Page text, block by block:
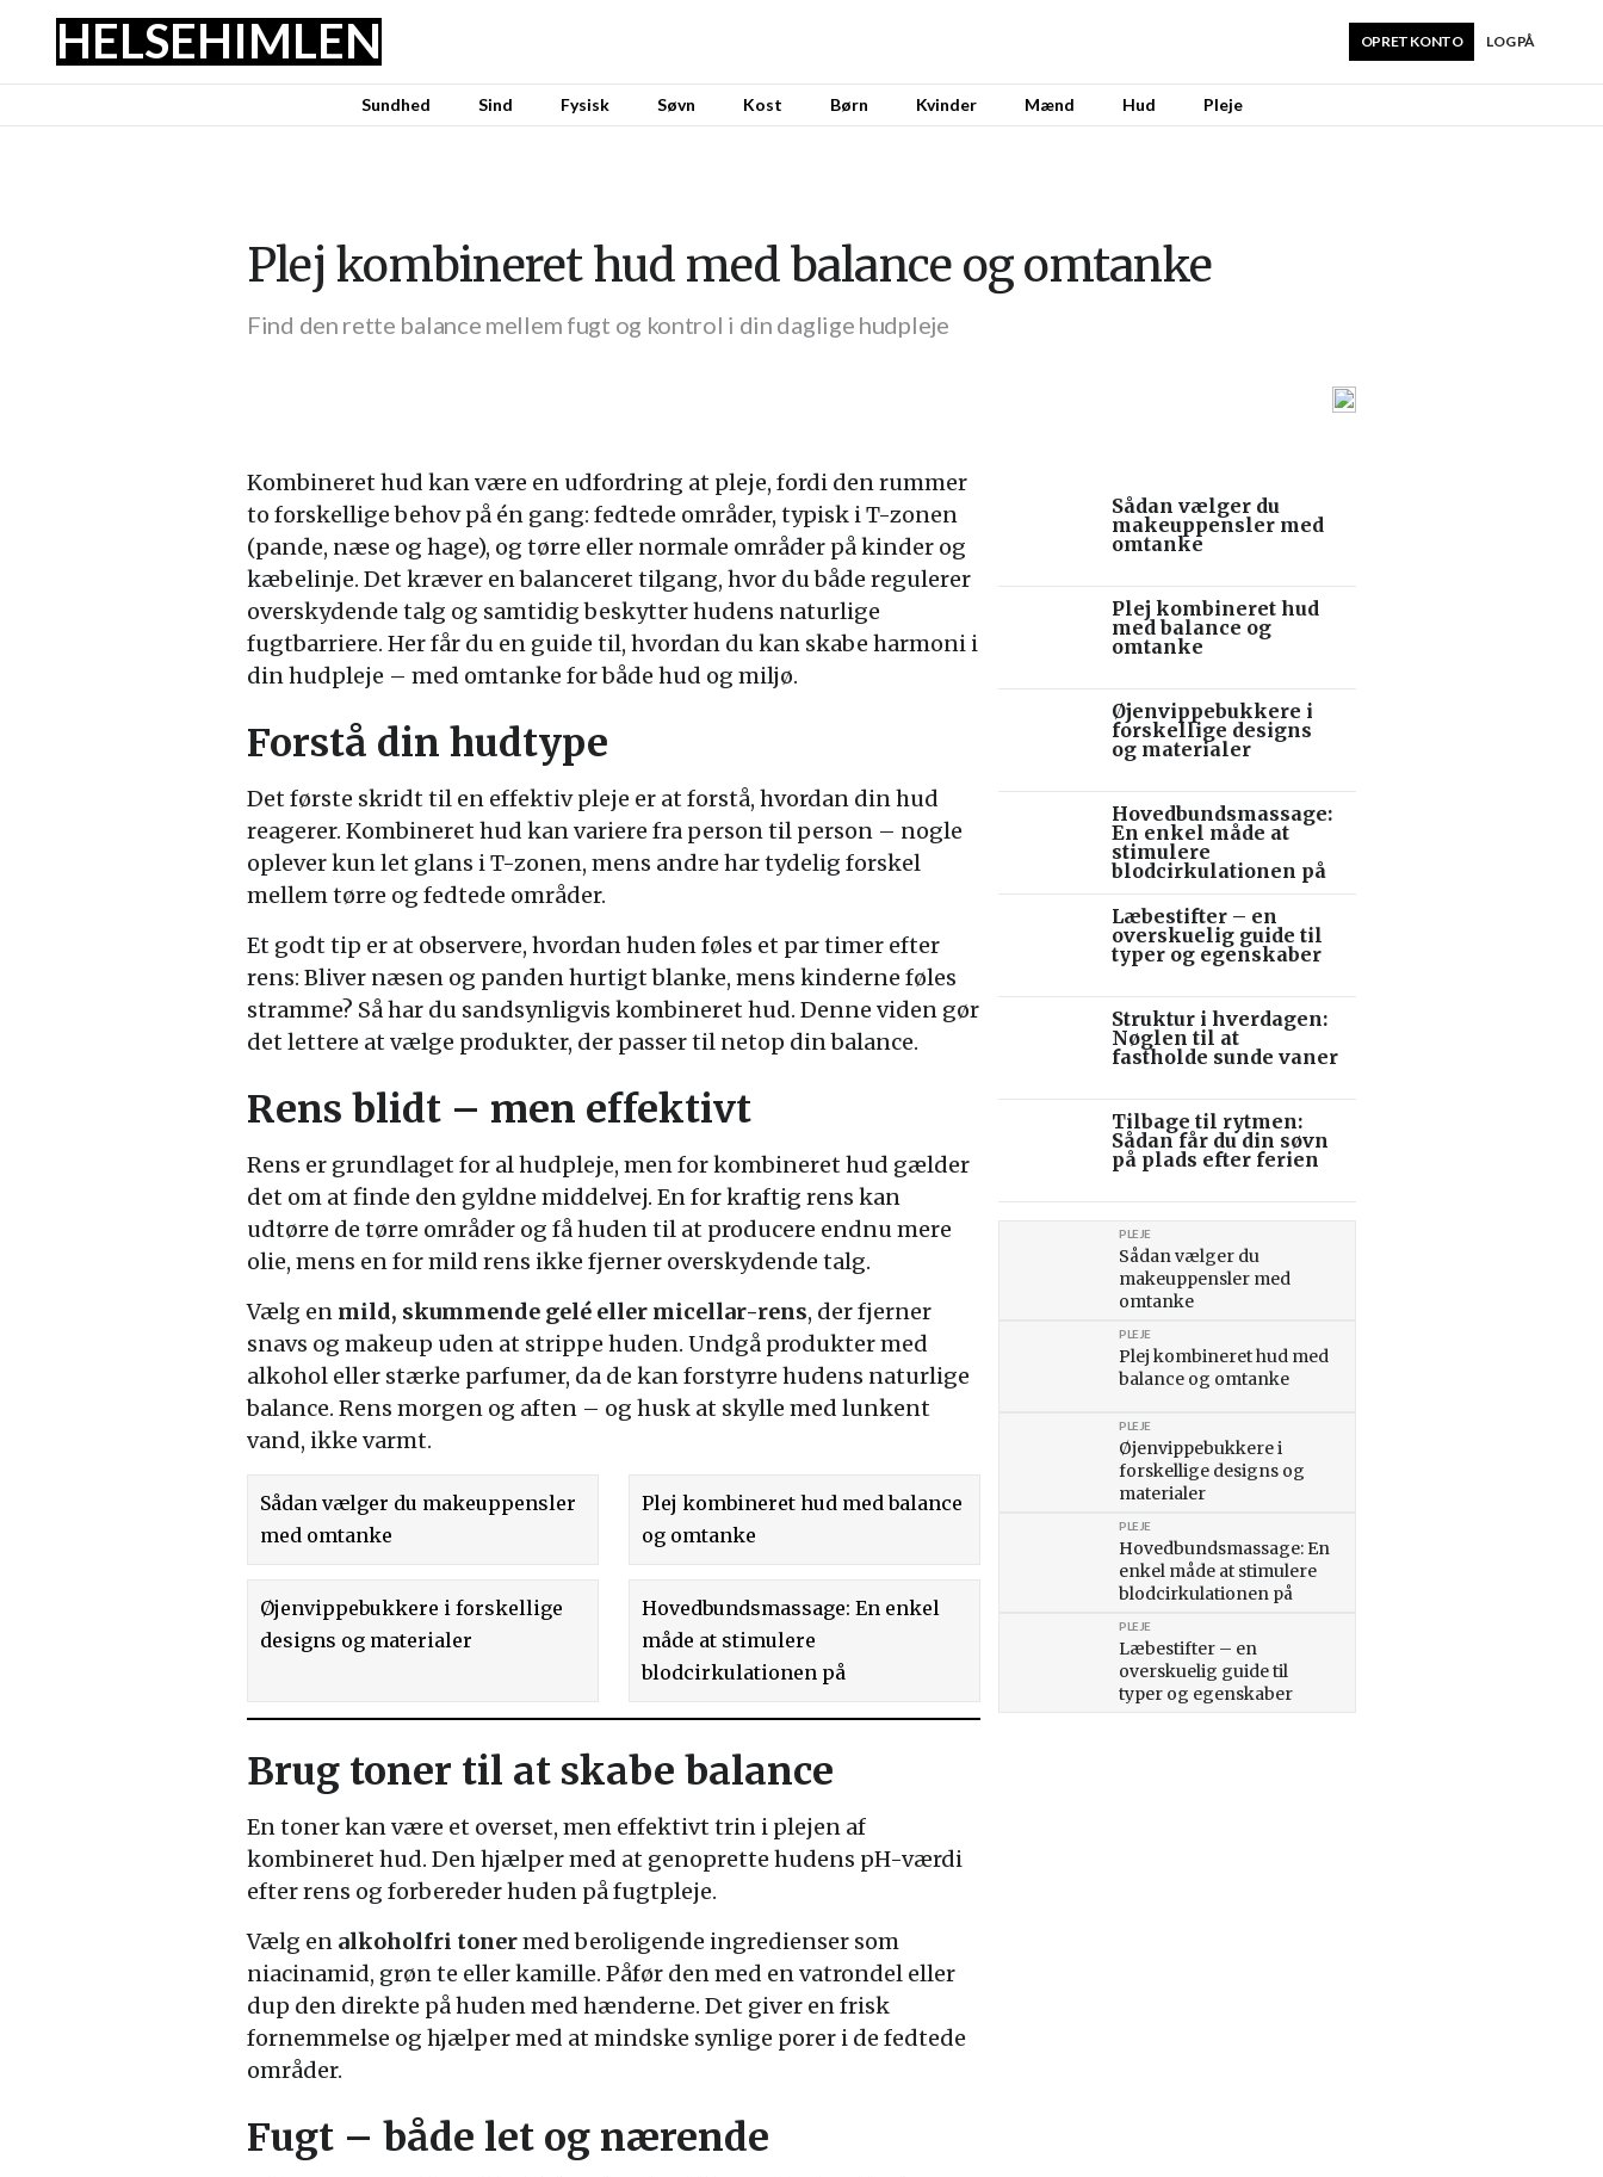
HELSEHIMLEN LOG PÅ
OPRET KONTO
Sundhed Sind Fysisk Søvn Kost Børn Kvinder Mænd Hud Pleje
Plej kombineret hud med balance og omtanke
Find den rette balance mellem fugt og kontrol i din daglige hudpleje
Kombineret hud kan være en udfordring at pleje, fordi den rummer
to forskellige behov på én gang: fedtede områder, typisk i T-zonen
(pande, næse og hage), og tørre eller normale områder på kinder og
kæbelinje. Det kræver en balanceret tilgang, hvor du både regulerer
overskydende talg og samtidig beskytter hudens naturlige
fugtbarriere. Her får du en guide til, hvordan du kan skabe harmoni i
din hudpleje – med omtanke for både hud og miljø.
Forstå din hudtype
Det første skridt til en effektiv pleje er at forstå, hvordan din hud
reagerer. Kombineret hud kan variere fra person til person – nogle
oplever kun let glans i T-zonen, mens andre har tydelig forskel
mellem tørre og fedtede områder.
Et godt tip er at observere, hvordan huden føles et par timer efter
rens: Bliver næsen og panden hurtigt blanke, mens kinderne føles
stramme? Så har du sandsynligvis kombineret hud. Denne viden gør
det lettere at vælge produkter, der passer til netop din balance.
Rens blidt – men effektivt
Rens er grundlaget for al hudpleje, men for kombineret hud gælder
det om at finde den gyldne middelvej. En for kraftig rens kan
udtørre de tørre områder og få huden til at producere endnu mere
olie, mens en for mild rens ikke fjerner overskydende talg.
Vælg en mild, skummende gelé eller micellar-rens, der fjerner
snavs og makeup uden at strippe huden. Undgå produkter med
alkohol eller stærke parfumer, da de kan forstyrre hudens naturlige
balance. Rens morgen og aften – og husk at skylle med lunkent
vand, ikke varmt.
Sådan vælger du makeuppensler
med omtanke
Plej kombineret hud med balance
og omtanke
Øjenvippebukkere i forskellige
designs og materialer
Hovedbundsmassage: En enkel
måde at stimulere
blodcirkulationen på
Brug toner til at skabe balance
En toner kan være et overset, men effektivt trin i plejen af
kombineret hud. Den hjælper med at genoprette hudens pH-værdi
efter rens og forbereder huden på fugtpleje.
Vælg en alkoholfri tonermed beroligende ingredienser som
niacinamid, grøn te eller kamille. Påfør den med en vatrondel eller
dup den direkte på huden med hænderne. Det giver en frisk
fornemmelse og hjælper med at mindske synlige porer i de fedtede
områder.
Fugt – både let og nærende
Sådan vælger du
makeuppensler med
omtanke
Plej kombineret hud
med balance og
omtanke
Øjenvippebukkere i
forskellige designs
og materialer
Hovedbundsmassage:
En enkel måde at
stimulere
blodcirkulationen på
Læbestifter – en
overskuelig guide til
typer og egenskaber
Struktur i hverdagen:
Nøglen til at
fastholde sunde vaner
Tilbage til rytmen:
Sådan får du din søvn
på plads efter ferien
Sådan vælger du
makeuppensler med
omtanke
PLEJE
Plej kombineret hud med
balance og omtanke
PLEJE
Øjenvippebukkere i
forskellige designs og
materialer
PLEJE
Hovedbundsmassage: En
enkel måde at stimulere
blodcirkulationen på
PLEJE
Læbestifter – en
overskuelig guide til
typer og egenskaber
PLEJE